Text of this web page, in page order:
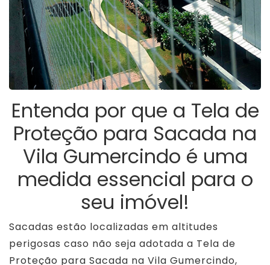
Entenda por que a Tela de
Proteção para Sacada na
Vila Gumercindo é uma
medida essencial para o
seu imóvel!
Sacadas estão localizadas em altitudes
perigosas caso não seja adotada a Tela de
Proteção para Sacada na Vila Gumercindo,